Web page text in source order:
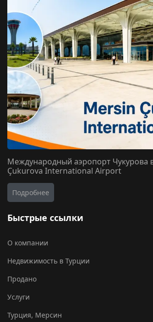
Международный аэропорт Чукурова
Çukurova International Airport
Подробнее
Быстрые ссылки
О компании
Недвижимость в Турции
Продано
Услуги
Турция, Мерсин